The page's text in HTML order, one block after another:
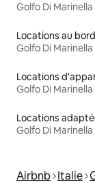
Golfo Di Marinella
Locations au
Golfo Di Marinella
Locations
Golfo Di Marinella
Golfo Di Marinella
Airbnb Italie